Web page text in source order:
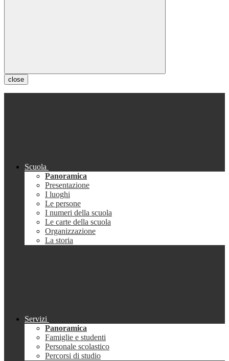
close
Scuola
Panoramica
Presentazione
I luoghi
Le persone
I numeri della scuola
Le carte della scuola
Organizzazione
La storia
Servizi
Panoramica
Famiglie e studenti
Personale scolastico
Percorsi di studio